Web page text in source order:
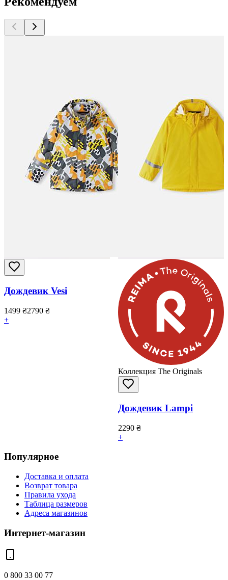
Дождевик Vesi
1499 ₴2790 ₴
+
Коллекция The Originals
Дождевик Lampi
2290 ₴
+
Популярное
Доставка и оплата
Возврат товара
Правила ухода
Таблица размеров
Адреса магазинов
Интернет-магазин
0 800 33 00 77